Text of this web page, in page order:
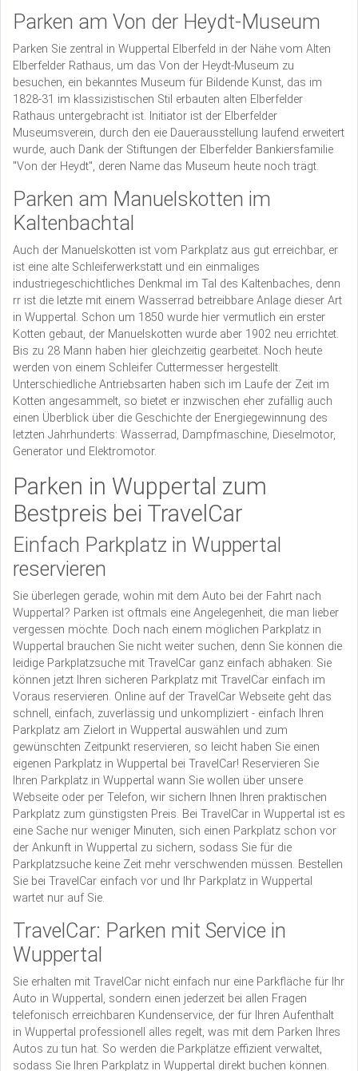
Parken am Von der Heydt-Museum
Parken Sie zentral in Wuppertal Elberfeld in der Nähe vom Alten
Elberfelder Rathaus, um das Von der Heydt-Museum zu
besuchen, ein bekanntes Museum für Bildende Kunst, das im
1828-31 im klassizistischen Stil erbauten alten Elberfelder
Rathaus untergebracht ist. Initiator ist der Elberfelder
Museumsverein, durch den eie Dauerausstellung laufend erweitert
wurde, auch Dank der Stiftungen der Elberfelder Bankiersfamilie
"Von der Heydt", deren Name das Museum heute noch trägt.
Parken am Manuelskotten im
Kaltenbachtal
Auch der Manuelskotten ist vom Parkplatz aus gut erreichbar, er
ist eine alte Schleiferwerkstatt und ein einmaliges
industriegeschichtliches Denkmal im Tal des Kaltenbaches, denn
rr ist die letzte mit einem Wasserrad betreibbare Anlage dieser Art
in Wuppertal. Schon um 1850 wurde hier vermutlich ein erster
Kotten gebaut, der Manuelskotten wurde aber 1902 neu errichtet.
Bis zu 28 Mann haben hier gleichzeitig gearbeitet. Noch heute
werden von einem Schleifer Cuttermesser hergestellt.
Unterschiedliche Antriebsarten haben sich im Laufe der Zeit im
Kotten angesammelt, so bietet er inzwischen eher zufällig auch
einen Überblick über die Geschichte der Energiegewinnung des
letzten Jahrhunderts: Wasserrad, Dampfmaschine, Dieselmotor,
Generator und Elektromotor.
Parken in Wuppertal zum
Bestpreis bei TravelCar
Einfach Parkplatz in Wuppertal
reservieren
Sie überlegen gerade, wohin mit dem Auto bei der Fahrt nach
Wuppertal? Parken ist oftmals eine Angelegenheit, die man lieber
vergessen möchte. Doch nach einem möglichen Parkplatz in
Wuppertal brauchen Sie nicht weiter suchen, denn Sie können die
leidige Parkplatzsuche mit TravelCar ganz einfach abhaken: Sie
können jetzt Ihren sicheren Parkplatz mit TravelCar einfach im
Voraus reservieren. Online auf der TravelCar Webseite geht das
schnell, einfach, zuverlässig und unkompliziert - einfach Ihren
Parkplatz am Zielort in Wuppertal auswählen und zum
gewünschten Zeitpunkt reservieren, so leicht haben Sie einen
eigenen Parkplatz in Wuppertal bei TravelCar! Reservieren Sie
Ihren Parkplatz in Wuppertal wann Sie wollen über unsere
Webseite oder per Telefon, wir sichern Ihnen Ihren praktischen
Parkplatz zum günstigsten Preis. Bei TravelCar in Wuppertal ist es
eine Sache nur weniger Minuten, sich einen Parkplatz schon vor
der Ankunft in Wuppertal zu sichern, sodass Sie für die
Parkplatzsuche keine Zeit mehr verschwenden müssen. Bestellen
Sie bei TravelCar einfach vor und Ihr Parkplatz in Wuppertal
wartet nur auf Sie.
TravelCar: Parken mit Service in
Wuppertal
Sie erhalten mit TravelCar nicht einfach nur eine Parkfläche für Ihr
Auto in Wuppertal, sondern einen jederzeit bei allen Fragen
telefonisch erreichbaren Kundenservice, der für Ihren Aufenthalt
in Wuppertal professionell alles regelt, was mit dem Parken Ihres
Autos zu tun hat. So werden die Parkplätze effizient verwaltet,
sodass Sie Ihren Parkplatz in Wuppertal direkt buchen können.